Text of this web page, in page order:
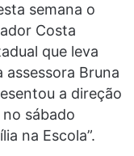
semana o
Costa
que leva
Bruna
a direção
sábado
na Escola”.